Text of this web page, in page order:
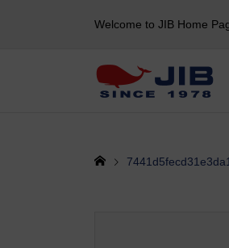
Welcome to JIB Home